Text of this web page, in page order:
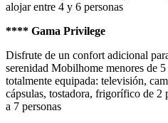
alojar entre 4 y 6 personas
**** Gama Privilege
Disfrute de un confort adicional
serenidad Mobilhome menores de
totalmente equipada: televisión,
cápsulas, tostadora, frigorífico de 2
a 7 personas